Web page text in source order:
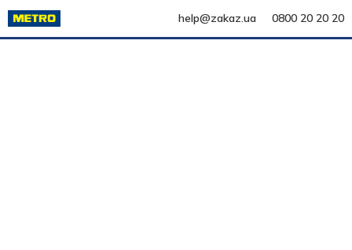
help@zakaz.ua 0800 20 20 20